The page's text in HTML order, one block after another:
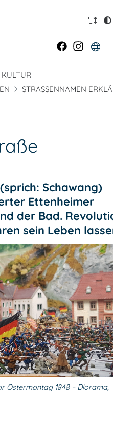
STRASSENNAMEN
Schawang)
Ettenheimer
der Bad.
sein Leben
Ostermontag 1848 – Diorama,